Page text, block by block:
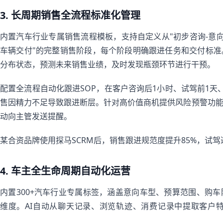
3. 长周期销售全流程标准化管理
内置汽车行业专属销售流程模板，支持自定义从"初步咨询-意
车辆交付"的完整销售阶段，每个阶段明确跟进任务和交付标
分布状态，预测未来销售业绩，及时发现瓶颈环节进行干预。
配置全流程自动化跟进SOP，在客户咨询后1小时、试驾前1
售因精力不足导致跟进断层。针对高价值商机提供风险预警功
动向主管发送提醒。
某合资品牌使用探马SCRM后，销售跟进规范度提升85%，试
4. 车主全生命周期自动化运营
内置300+汽车行业专属标签，涵盖意向车型、预算范围、购
维度。AI自动从聊天记录、浏览轨迹、消费记录中提取客户